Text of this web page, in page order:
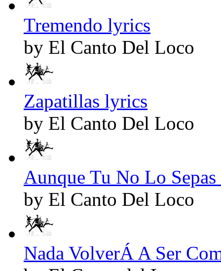
Tremendo lyrics
by El Canto Del Loco
Zapatillas lyrics
by El Canto Del Loco
Aunque Tu No Lo
by El Canto Del Loco
Nada VolverÁ A Ser